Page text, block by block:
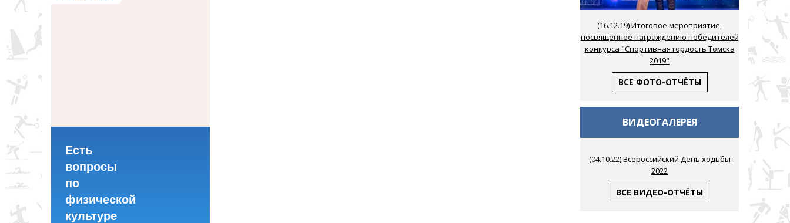
Есть
вопросы
по
физической
культуре
(16.12.19) Итоговое мероприятие,
посвященное награждению победителей
конкурса "Спортивная гордость Томска
2019"
ВСЕ ФОТО-ОТЧЁТЫ
ВИДЕОГАЛЕРЕЯ
(04.10.22) Всероссийский День ходьбы
2022
ВСЕ ВИДЕО-ОТЧЁТЫ